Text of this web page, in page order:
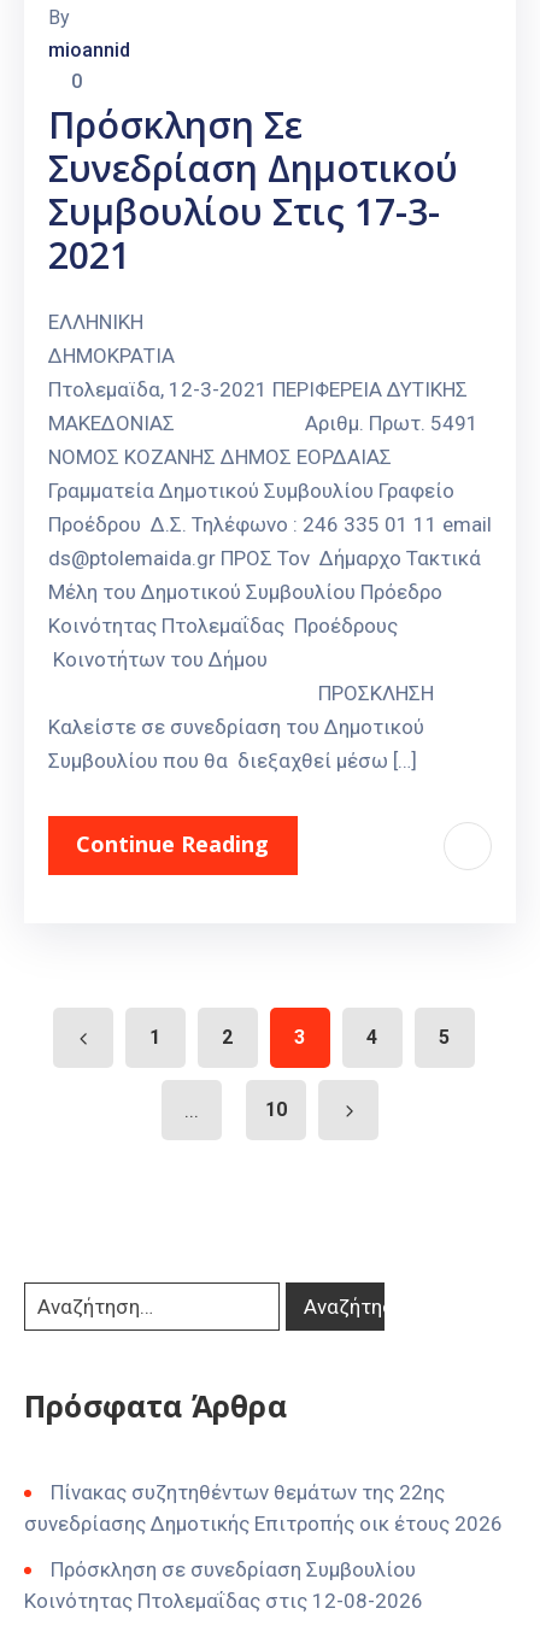
By
mioannid
0
Πρόσκληση Σε
Συνεδρίαση Δημοτικού
Συμβουλίου Στις 17-3-
2021
ΕΛΛΗΝΙΚΗ
ΔΗΜΟΚΡΑΤΙΑ
Πτολεμαϊδα, 12-3-2021 ΠΕΡΙΦΕΡΕΙΑ ΔΥΤΙΚΗΣ
ΜΑΚΕΔΟΝΙΑΣ Αριθμ. Πρωτ. 5491
ΝΟΜΟΣ ΚΟΖΑΝΗΣ ΔΗΜΟΣ ΕΟΡΔΑΙΑΣ
Γραμματεία Δημοτικού Συμβουλίου Γραφείο
Προέδρου Δ.Σ. Τηλέφωνο : 246 335 01 11 email
ds@ptolemaida.gr ΠΡΟΣ Τον Δήμαρχο Τακτικά
Μέλη του Δημοτικού Συμβουλίου Πρόεδρο
Κοινότητας Πτολεμαΐδας Προέδρους
Κοινοτήτων του Δήμου
ΠΡΟΣΚΛΗΣΗ
Καλείστε σε συνεδρίαση του Δημοτικού
Συμβουλίου που θα διεξαχθεί μέσω […]
Continue Reading
1 2 3 4 5
... 10
Πρόσφατα Άρθρα
Πίνακας συζητηθέντων θεμάτων της 22ης
συνεδρίασης Δημοτικής Επιτροπής οικ έτους 2026
Πρόσκληση σε συνεδρίαση Συμβουλίου
Κοινότητας Πτολεμαΐδας στις 12-08-2026